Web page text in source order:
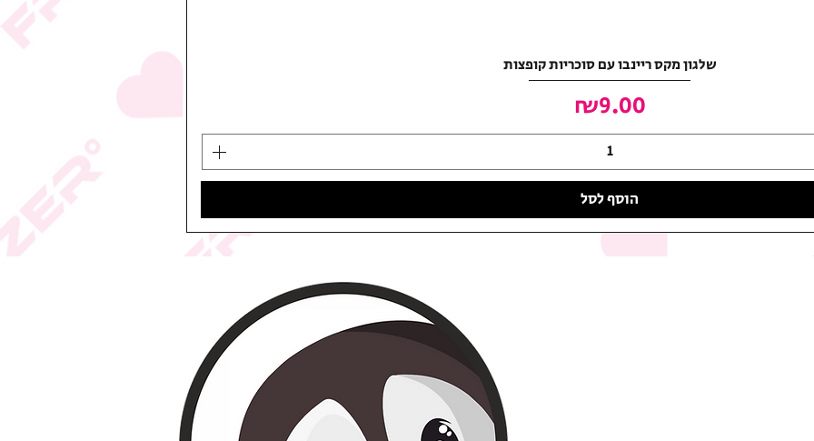
שלגון מקס ריינבו עם סוכריות קופצות
מחיר
₪9.00
הוסף לסל